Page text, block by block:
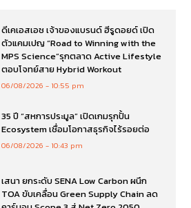
ดีเคเอสเอช เจ้าของแบรนด์ ฮีรูดอยด์ เปิด
ตัวแคมเปญ “Road to Winning with the
MPS Science”รุกตลาด Active Lifestyle
ตอบโจทย์สาย Hybrid Workout
06/08/2026 10:55 pm
35 ปี “สหการประมูล” เปิดเกมรุกปั้น
Ecosystem เชื่อมโอกาสธุรกิจไร้รอยต่อ
06/08/2026 10:43 pm
เสนา ยกระดับ SENA Low Carbon ผนึก
TOA ขับเคลื่อน Green Supply Chain ลด